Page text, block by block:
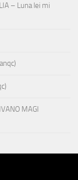
– Luna lei mi
MAGI